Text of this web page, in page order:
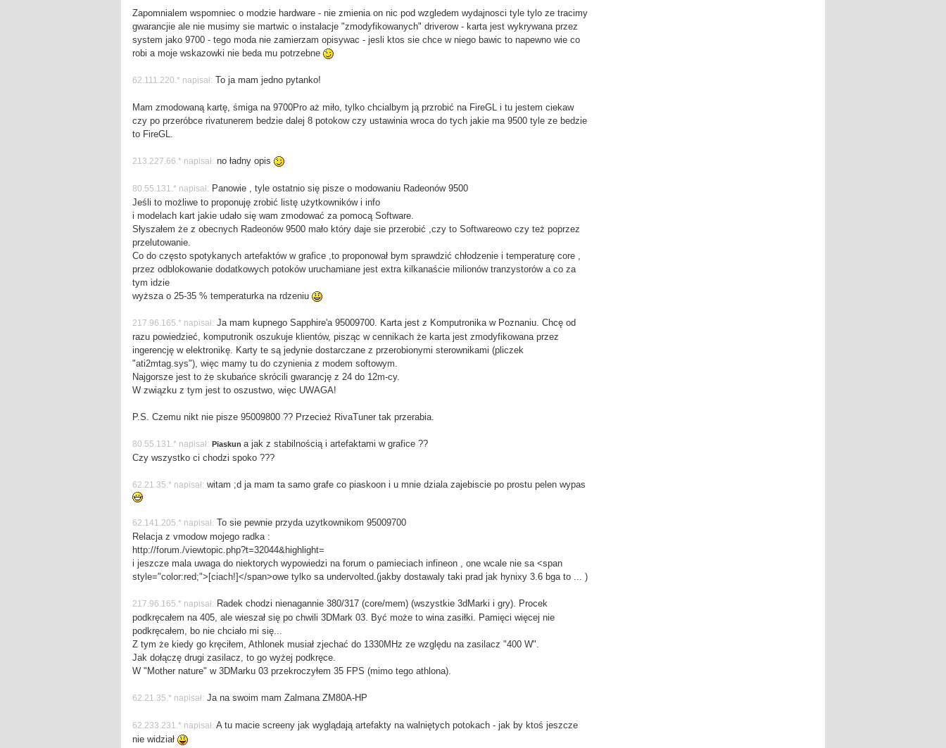
Zapomnialem wspomniec o modzie hardware - nie zmienia on nic pod wzgledem wydajnosci tyle tylo ze tracimy
gwarancjie ale nie musimy sie martwic o instalacje "zmodyfikowanych" driverow - karta jest wykrywana przez
system jako 9700 - tego moda nie zamierzam opisywac - jesli ktos sie chce w niego bawic to napewno wie co
robi a moje wskazowki nie beda mu potrzebne
62.111.220.* napisał: To ja mam jedno pytanko!
Mam zmodowaną kartę, śmiga na 9700Pro aż miło, tylko chcialbym ją przrobić na FireGL i tu jestem ciekaw
czy po przeróbce rivatunerem bedzie dalej 8 potokow czy ustawinia wroca do tych jakie ma 9500 tyle ze bedzie
to FireGL.
213.227.66.* napisał: no ładny opis
80.55.131.* napisał: Panowie , tyle ostatnio się pisze o modowaniu Radeonów 9500
Jeśli to możliwe to proponuję zrobić listę użytkowników i info
i modelach kart jakie udało się wam zmodować za pomocą Software.
Słyszałem że z obecnych Radeonów 9500 mało który daje sie przerobić ,czy to Softwareowo czy też poprzez
przelutowanie.
Co do często spotykanych artefaktów w grafice ,to proponował bym sprawdzić chłodzenie i temperaturę core ,
przez odblokowanie dodatkowych potoków uruchamiane jest extra kilkanaście milionów tranzystorów a co za
tym idzie
wyższa o 25-35 % temperaturka na rdzeniu
217.96.165.* napisał: Ja mam kupnego Sapphire'a 95009700. Karta jest z Komputronika w Poznaniu. Chcę od
razu powiedzieć, komputronik oszukuje klientów, pisząc w cennikach że karta jest zmodyfikowana przez
ingerencję w elektronikę. Karty te są jedynie dostarczane z przerobionymi sterownikami (pliczek
"ati2mtag.sys"), więc mamy tu do czynienia z modem softowym.
Najgorsze jest to że skubańce skrócili gwarancję z 24 do 12m-cy.
W związku z tym jest to oszustwo, więc UWAGA!
P.S. Czemu nikt nie pisze 95009800 ?? Przecież RivaTuner tak przerabia.
80.55.131.* napisał: Piaskun a jak z stabilnością i artefaktami w grafice ??
Czy wszystko ci chodzi spoko ???
62.21.35.* napisał: witam ;d ja mam ta samo grafe co piaskoon i u mnie dziala zajebiscie po prostu pelen wypas
62.141.205.* napisał: To sie pewnie przyda uzytkownikom 95009700
Relacja z vmodow mojego radka :
http://forum./viewtopic.php?t=32044&highlight=
i jeszcze mala uwaga do niektorych wypowiedzi na forum o pamieciach infineon , one wcale nie sa <span
style="color:red;">[ciach!]</span>owe tylko sa undervolted.(jakby dostawaly taki prad jak hynixy 3.6 bga to ... )
217.96.165.* napisał: Radek chodzi nienagannie 380/317 (core/mem) (wszystkie 3dMarki i gry). Procek
podkręcałem na 405, ale wieszał się po chwili 3DMark 03. Być może to wina zasiłki. Pamięci więcej nie
podkręcałem, bo nie chciało mi się...
Z tym że kiedy go kręciłem, Athlonek musiał zjechać do 1330MHz ze względu na zasilacz "400 W".
Jak dołączę drugi zasilacz, to go wyżej podkręce.
W "Mother nature" w 3DMarku 03 przekroczyłem 35 FPS (mimo tego athlona).
62.21.35.* napisał: Ja na swoim mam Zalmana ZM80A-HP
62.233.231.* napisał: A tu macie screeny jak wyglądają artefakty na walniętych potokach - jak by ktoś jeszcze
nie widział